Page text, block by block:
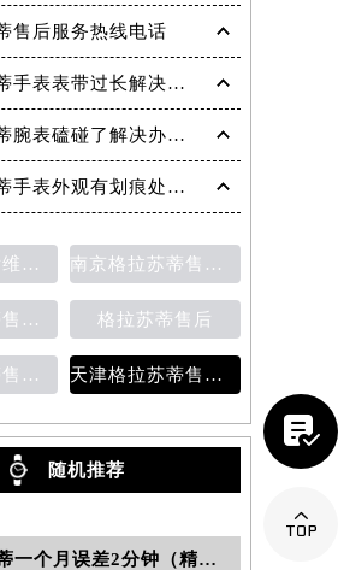
售后服务热线电话
格拉苏蒂手表表带过长解决方法（轻松调整佩戴舒适度指南）
格拉苏蒂腕表磕碰了解决办法汇总（日常保养与修复技巧）
格拉苏蒂手表外观有划痕处理方法详解（轻松修复爱表的小技巧）
格拉苏蒂售后维修保养价目表 南京格拉苏蒂售后维修保养费用说明
武汉格拉苏蒂售后维修保养费用 格拉苏蒂售后
苏州格拉苏蒂售后维修保养价目表 天津格拉苏蒂售后维修保养费用价目表
随机推荐
格拉苏蒂一个月误差2分钟（精准腕表选购指南）

